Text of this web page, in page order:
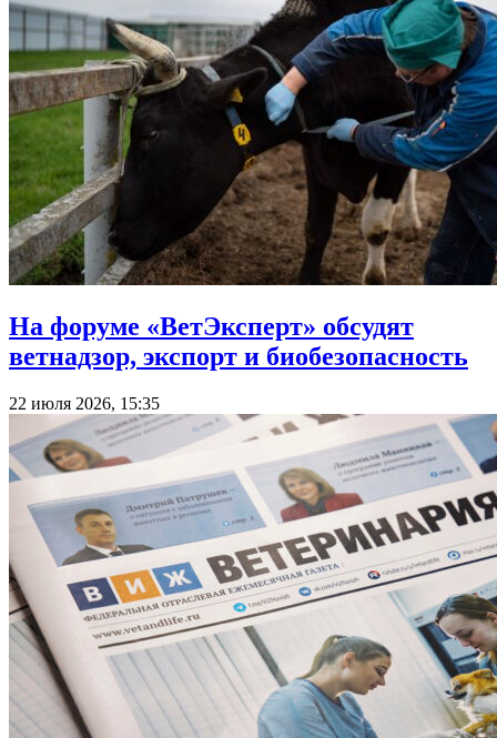
На форуме «ВетЭксперт» обсудят
ветнадзор, экспорт и биобезопасность
22 июля 2026, 15:35